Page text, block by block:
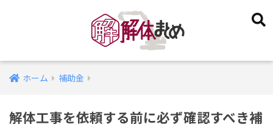
ホーム 補助金
解体工事を依頼する前に必ず確認すべき補